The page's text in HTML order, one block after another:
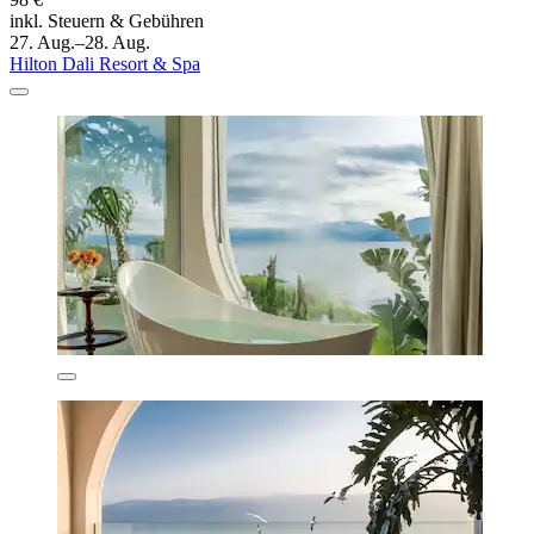
inkl. Steuern & Gebühren
27. Aug.–28. Aug.
Hilton Dali Resort & Spa